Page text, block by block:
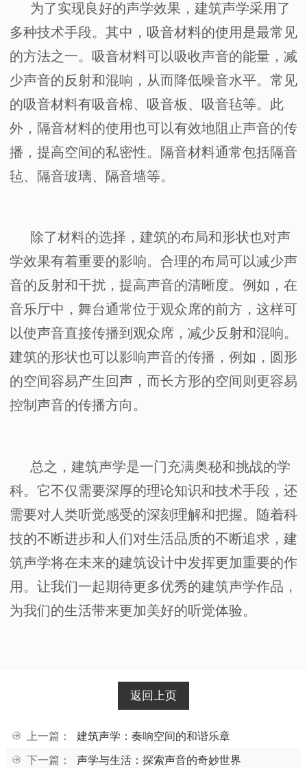
为了实现良好的声学效果，建筑声学采用了
多种技术手段。其中，吸音材料的使用是最常见
的方法之一。吸音材料可以吸收声音的能量，减
少声音的反射和混响，从而降低噪音水平。常见
的吸音材料有吸音棉、吸音板、吸音毡等。此
外，隔音材料的使用也可以有效地阻止声音的传
播，提高空间的私密性。隔音材料通常包括隔音
毡、隔音玻璃、隔音墙等。
除了材料的选择，建筑的布局和形状也对声
学效果有着重要的影响。合理的布局可以减少声
音的反射和干扰，提高声音的清晰度。例如，在
音乐厅中，舞台通常位于观众席的前方，这样可
以使声音直接传播到观众席，减少反射和混响。
建筑的形状也可以影响声音的传播，例如，圆形
的空间容易产生回声，而长方形的空间则更容易
控制声音的传播方向。
总之，建筑声学是一门充满奥秘和挑战的学
科。它不仅需要深厚的理论知识和技术手段，还
需要对人类听觉感受的深刻理解和把握。随着科
技的不断进步和人们对生活品质的不断追求，建
筑声学将在未来的建筑设计中发挥更加重要的作
用。让我们一起期待更多优秀的建筑声学作品，
为我们的生活带来更加美好的听觉体验。
返回上页
上一篇： 建筑声学：奏响空间的和谐乐章
下一篇： 声学与生活：探索声音的奇妙世界